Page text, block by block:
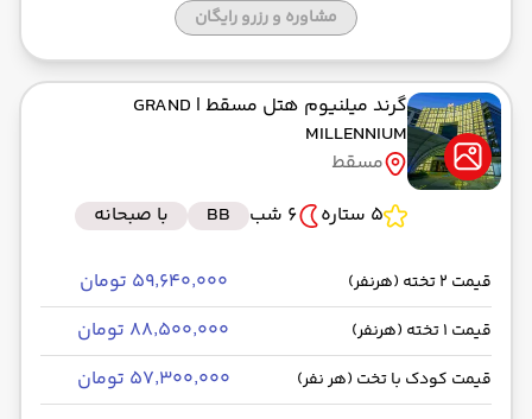
مشاوره و رزرو رایگان
گرند میلنیوم هتل مسقط | GRAND
MILLENNIUM
مسقط
5 ستاره
6 شب BB با صبحانه
قیمت 2 تخته (هرنفر) ۵۹٬۶۴۰٬۰۰۰ تومان
قیمت 1 تخته (هرنفر) ۸۸٬۵۰۰٬۰۰۰ تومان
قیمت کودک با تخت (هر نفر) ۵۷٬۳۰۰٬۰۰۰ تومان